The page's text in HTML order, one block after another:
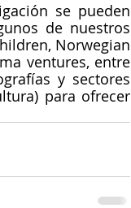
se pueden
de nuestros
Norwegian
ventures, entre
y sectores
para ofrecer